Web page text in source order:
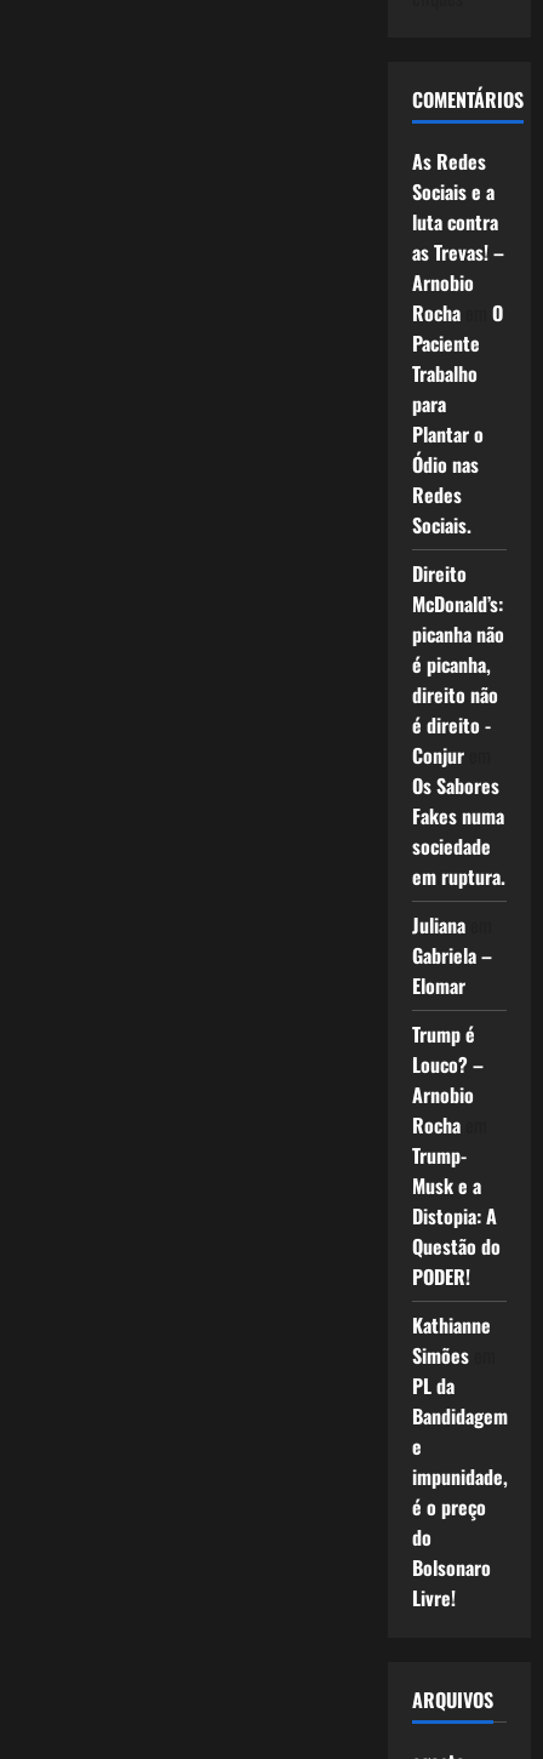
COMENTÁRIOS
As Redes
Sociais e a
luta contra
as Trevas! –
Arnobio
Rochaem O
Paciente
Trabalho
para
Plantar o
Ódio nas
Redes
Sociais.
Direito
McDonald’s:
picanha não
é picanha,
direito não
é direito -
Conjurem
Os Sabores
Fakes numa
sociedade
em ruptura.
Julianaem
Gabriela –
Elomar
Trump é
Louco? –
Arnobio
Rochaem
Trump-
Musk e a
Distopia: A
Questão do
PODER!
Kathianne
Simõesem
PL da
Bandidagem
e
impunidade,
é o preço
do
Bolsonaro
Livre!
ARQUIVOS